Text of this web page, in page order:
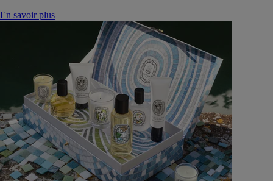
En savoir plus